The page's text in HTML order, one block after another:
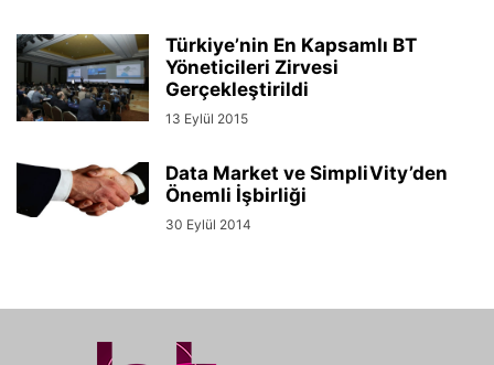
Türkiye’nin En Kapsamlı BT
Yöneticileri Zirvesi
Gerçekleştirildi
13 Eylül 2015
Data Market ve SimpliVity’den
Önemli İşbirliği
30 Eylül 2014